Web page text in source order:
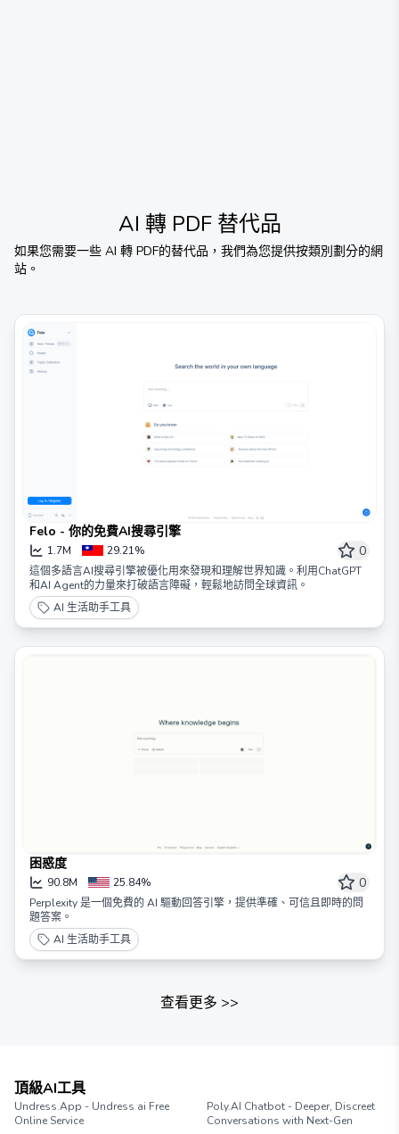
AI 轉 PDF 替代品
如果您需要一些 AI 轉 PDF的替代品，我們為您提供按類別劃分的網
站。
Felo - 你的免費AI搜尋引擎
1.7M 29.21% 0
這個多語言AI搜尋引擎被優化用來發現和理解世界知識。利用ChatGPT
和AI Agent的力量來打破語言障礙，輕鬆地訪問全球資訊。
AI 生活助手工具
困惑度
90.8M 25.84% 0
Perplexity 是一個免費的 AI 驅動回答引擎，提供準確、可信且即時的問
題答案。
AI 生活助手工具
查看更多 >>
頂級AI工具
Undress.App - Undress ai Free
Online Service
Poly.AI Chatbot - Deeper, Discreet
Conversations with Next-Gen